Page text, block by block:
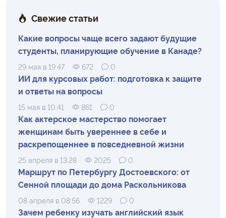
Свежие статьи
Какие вопросы чаще всего задают будущие
студенты, планирующие обучение в Канаде?
29 мая в 19:47 672 0
ИИ для курсовых работ: подготовка к защите
и ответы на вопросы
15 мая в 10:41 861 0
Как актерское мастерство помогает
женщинам быть увереннее в себе и
раскрепощеннее в повседневной жизни
25 апреля в 13:28 2025 0
Маршрут по Петербургу Достоевского: от
Сенной площади до дома Раскольникова
08 апреля в 08:56 1229 0
Зачем ребенку изучать английский язык